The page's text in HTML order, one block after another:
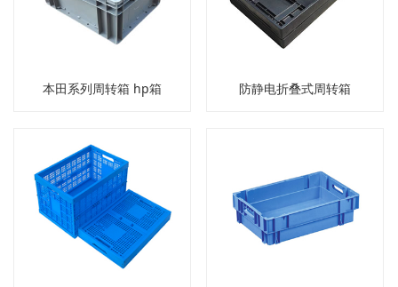
本田系列周转箱 hp箱 防静电折叠式周转箱